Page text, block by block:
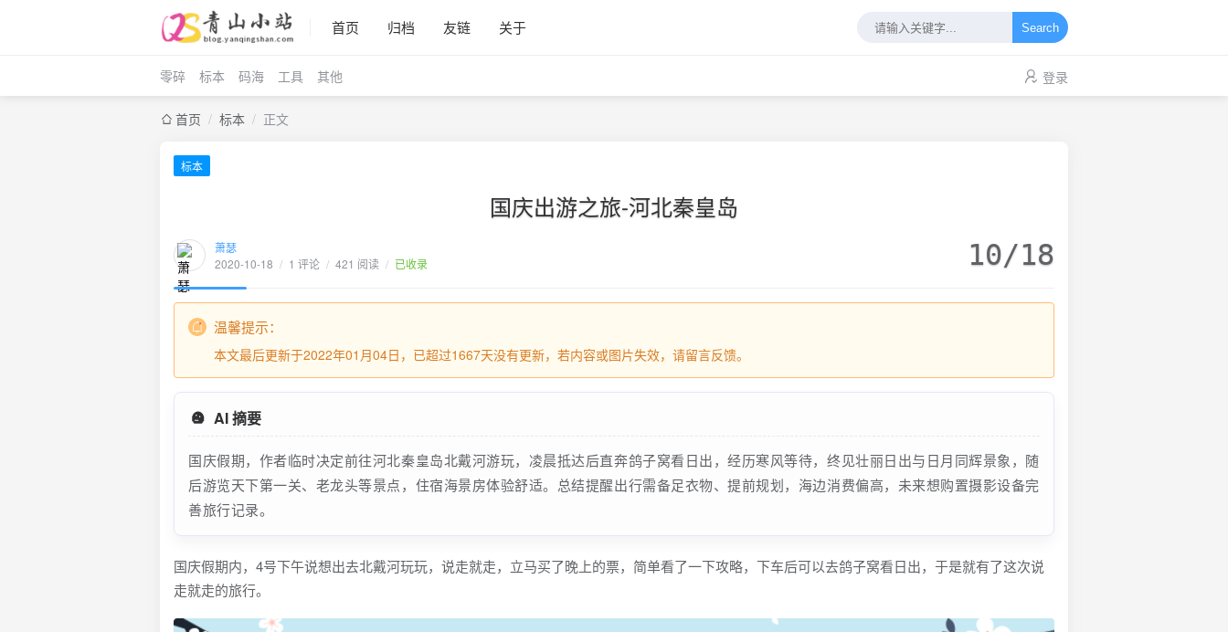
首页 归档 友链 关于 Search
零碎 标本 码海 工具 其他 登录
首页 / 标本 / 正文
标本
国庆出游之旅-河北秦皇岛
萧瑟
2020-10-18 / 1 评论 / 421 阅读 / 已收录 10/18
温馨提示：
本文最后更新于2022年01月04日，已超过1667天没有更新，若内容或图片失效，请留言反馈。
AI 摘要
国庆假期，作者临时决定前往河北秦皇岛北戴河游玩，凌晨抵达后直奔鸽子窝看日出，经历寒风等待，终见壮丽日出与日月同辉景象，随
后游览天下第一关、老龙头等景点，住宿海景房体验舒适。总结提醒出行需备足衣物、提前规划，海边消费偏高，未来想购置摄影设备完
善旅行记录。
国庆假期内，4号下午说想出去北戴河玩玩，说走就走，立马买了晚上的票，简单看了一下攻略，下车后可以去鸽子窝看日出，于是就有了这次说
走就走的旅行。